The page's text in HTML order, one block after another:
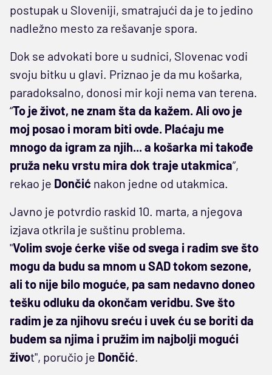
postupak u Sloveniji, smatrajući da je to jedino
nadležno mesto za rešavanje spora.
Dok se advokati bore u sudnici, Slovenac vodi
svoju bitku u glavi. Priznao je da mu košarka,
paradoksalno, donosi mir koji nema van terena.
“To je život, ne znam šta da kažem. Ali ovo je
moj posao i moram biti ovde. Plaćaju me
mnogo da igram za njih... a košarka mi takođe
pruža neku vrstu mira dok traje utakmica”,
rekao je Dončić nakon jedne od utakmica.
Javno je potvrdio raskid 10. marta, a njegova
izjava otkrila je suštinu problema.
"Volim svoje ćerke više od svega i radim sve što
mogu da budu sa mnom u SAD tokom sezone,
ali to nije bilo moguće, pa sam nedavno doneo
tešku odluku da okončam veridbu. Sve što
radim je za njihovu sreću i uvek ću se boriti da
budem sa njima i pružim im najbolji mogući
život", poručio je Dončić.